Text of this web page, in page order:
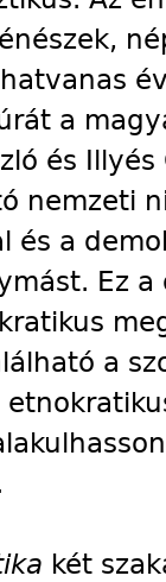
a
és
nemzeti
és a
Ez
a
két